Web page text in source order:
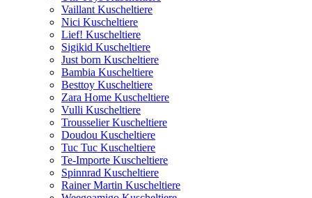
Vaillant Kuscheltiere
Nici Kuscheltiere
Lief! Kuscheltiere
Sigikid Kuscheltiere
Just born Kuscheltiere
Bambia Kuscheltiere
Besttoy Kuscheltiere
Zara Home Kuscheltiere
Vulli Kuscheltiere
Trousselier Kuscheltiere
Doudou Kuscheltiere
Tuc Tuc Kuscheltiere
Te-Importe Kuscheltiere
Spinnrad Kuscheltiere
Rainer Martin Kuscheltiere